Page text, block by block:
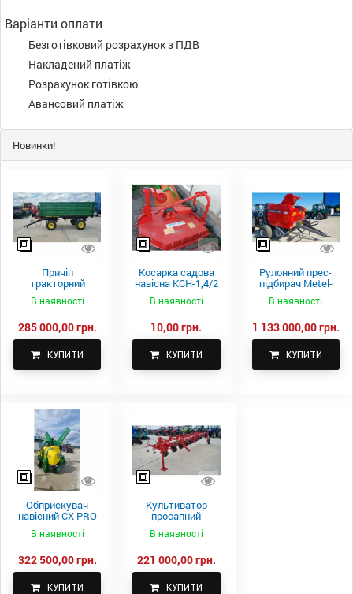
Варіанти оплати
Безготівковий розрахунок з ПДВ
Накладений платіж
Розрахунок готівкою
Авансовий платіж
Новинки!
Причіп
тракторний
самоскидний
Spike 2 ПТС-4
В наявності
285 000,00 грн.
КУПИТИ
Косарка садова
навісна КСН-1,4/2
В наявності
10,00 грн.
КУПИТИ
Рулонний прес-
підбирач Metel-
Fach Z 587
В наявності
1 133 000,00 грн.
КУПИТИ
Обприскувач
навісний CX PRO
В наявності
322 500,00 грн.
КУПИТИ
Культиватор
просапний
КПН-5,6-05
В наявності
221 000,00 грн.
КУПИТИ